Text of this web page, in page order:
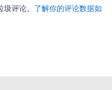
评论。 了解你的评论数据如